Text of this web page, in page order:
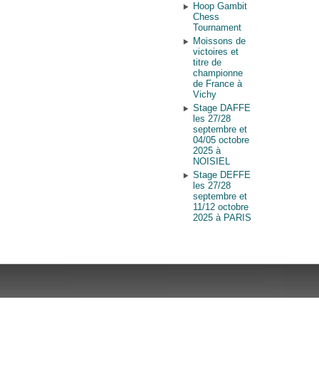
Hoop Gambit
Chess
Tournament
Moissons de
victoires et
titre de
championne
de France à
Vichy
Stage DAFFE
les 27/28
septembre et
04/05 octobre
2025 à
NOISIEL
Stage DEFFE
les 27/28
septembre et
11/12 octobre
2025 à PARIS